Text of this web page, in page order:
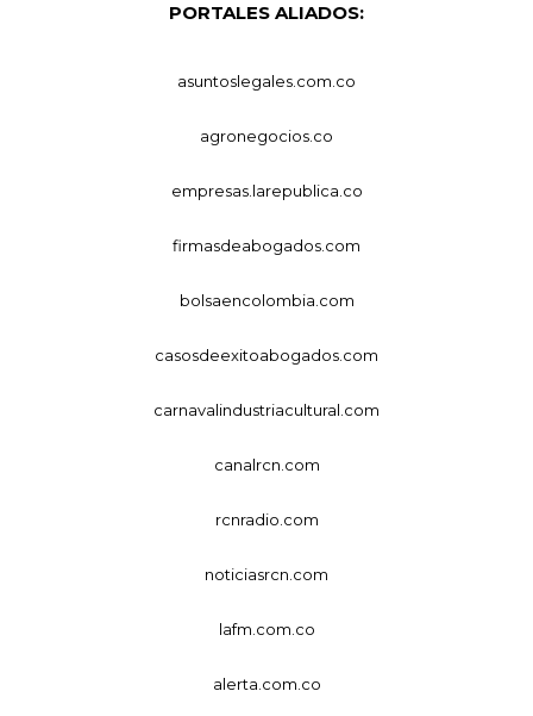
PORTALES ALIADOS:
asuntoslegales.com.co
agronegocios.co
empresas.larepublica.co
firmasdeabogados.com
bolsaencolombia.com
casosdeexitoabogados.com
carnavalindustriacultural.com
canalrcn.com
rcnradio.com
noticiasrcn.com
lafm.com.co
alerta.com.co